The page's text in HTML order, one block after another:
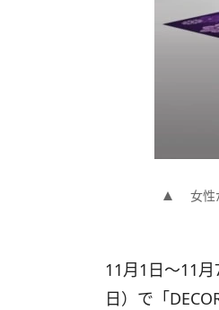
女
11月1日〜11
日）で「